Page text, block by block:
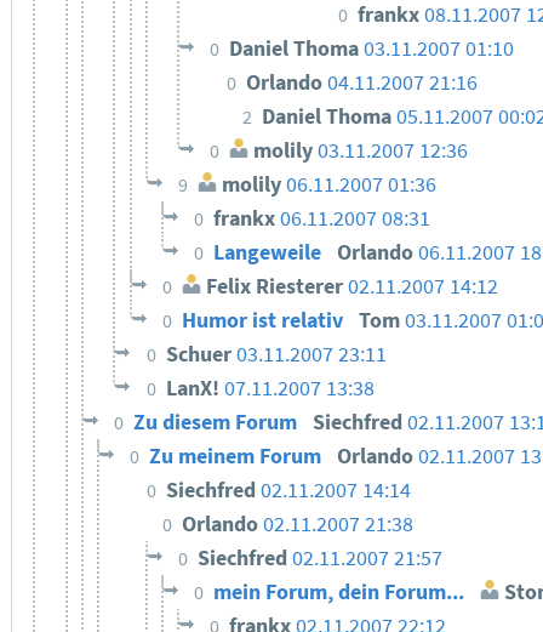
0 frankx08.11.2007
0 Daniel Thoma03.11.2007 01:10
0 Orlando04.11.2007 21:16
2 Daniel Thoma05.11.2007
0 molily03.11.2007 12:36
9 molily06.11.2007 01:36
0 frankx06.11.2007 08:31
0 Langeweile Orlando06.11.2007
0 Felix Riesterer 02.11.2007 14:12
0 Humor ist relativ Tom03.11.2007
0 Schuer03.11.2007 23:11
0 LanX! 07.11.2007 13:38
0 Zu diesem Forum Siechfred 02.11.2007
0 Zu meinem Forum Orlando02.11.2007
0 Siechfred 02.11.2007 14:14
0 Orlando02.11.2007 21:38
0 Siechfred 02.11.2007 21:57
0 mein Forum, dein Forum...
0 frankx02.11.2007 22:12